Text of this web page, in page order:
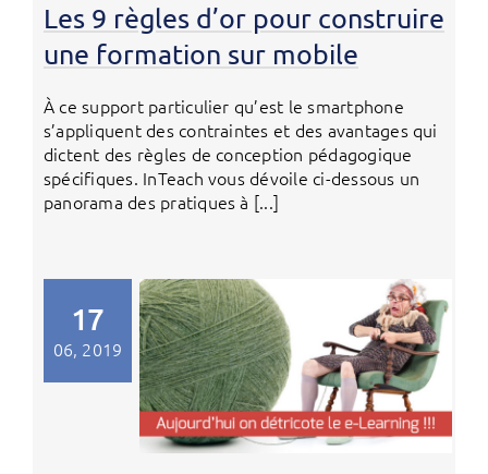
Les 9 règles d’or pour construire
une formation sur mobile
À ce support particulier qu’est le smartphone
s’appliquent des contraintes et des avantages qui
dictent des règles de conception pédagogique
spécifiques. InTeach vous dévoile ci-dessous un
panorama des pratiques à [...]
17
06, 2019